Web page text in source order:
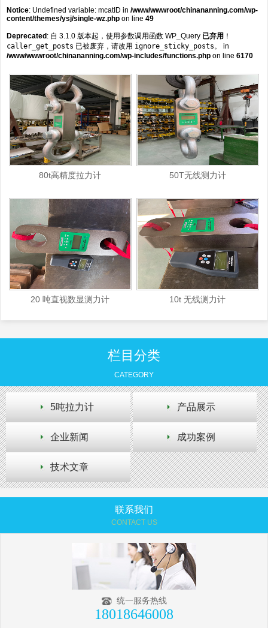
Notice: Undefined variable: mcatID in /www/wwwroot/chinananning.com/wp-
content/themes/ysj/single-wz.php on line 49
Deprecated: 自 3.1.0 版本起，使用参数调用函数 WP_Query 已弃用 ！
caller_get_posts 已被废弃，请改用 ignore_sticky_posts 。 in
/www/wwwroot/chinananning.com/wp-includes/functions.php on line 6170
80t高精度拉力计 50T无线测力计
20 吨直视数显测力计 10t 无线测力计
栏目分类
CATEGORY
5吨拉力计 产品展示
企业新闻 成功案例
技术文章
联系我们
CONTACT US
统一服务热线
18018646008